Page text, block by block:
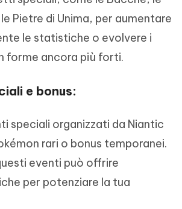
Pietre di Unima, per aumentare
le statistiche o evolvere i
forme ancora più forti.
e bonus:
speciali organizzati da Niantic
rari o bonus temporanei.
eventi può offrire
per potenziare la tua